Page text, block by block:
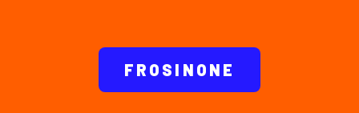
FROSINONE